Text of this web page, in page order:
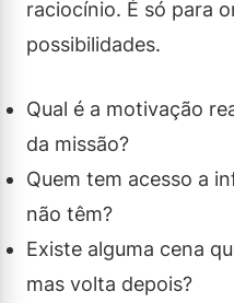
raciocínio. É só para
possibilidades.
Qual é a motivação
da missão?
Quem tem acesso a
não têm?
Existe alguma cena
mas volta depois?